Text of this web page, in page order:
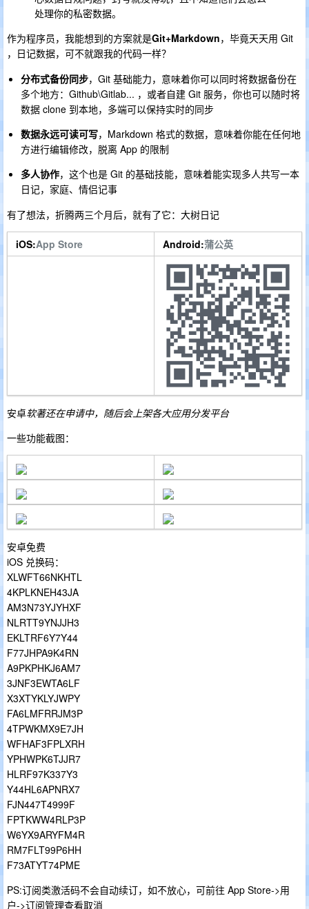
处理你的私密数据。
作为程序员，我能想到的方案就是Git+Markdown，毕竟天天用 Git
，日记数据，可不就跟我的代码一样？
分布式备份同步，Git 基础能力，意味着你可以同时将数据备份在
多个地方：Github\Gitlab... ，或者自建 Git 服务，你也可以随时将
数据 clone 到本地，多端可以保持实时的同步
数据永远可读可写，Markdown 格式的数据，意味着你能在任何地
方进行编辑修改，脱离 App 的限制
多人协作，这个也是 Git 的基础技能，意味着能实现多人共写一本
日记，家庭、情侣记事
有了想法，折腾两三个月后，就有了它：大树日记
iOS:App Store Android:蒲公英
安卓软著还在申请中，随后会上架各大应用分发平台
一些功能截图：
安卓免费
iOS 兑换码：
XLWFT66NKHTL
4KPLKNEH43JA
AM3N73YJYHXF
NLRTT9YNJJH3
EKLTRF6Y7Y44
F77JHPA9K4RN
A9PKPHKJ6AM7
3JNF3EWTA6LF
X3XTYKLYJWPY
FA6LMFRRJM3P
4TPWKMX9E7JH
WFHAF3FPLXRH
YPHWPK6TJJR7
HLRF97K337Y3
Y44HL6APNRX7
FJN447T4999F
FPTKWW4RLP3P
W6YX9ARYFM4R
RM7FLT99P6HH
F73ATYT74PME
PS:订阅类激活码不会自动续订，如不放心，可前往 App Store->用
户->订阅管理查看取消